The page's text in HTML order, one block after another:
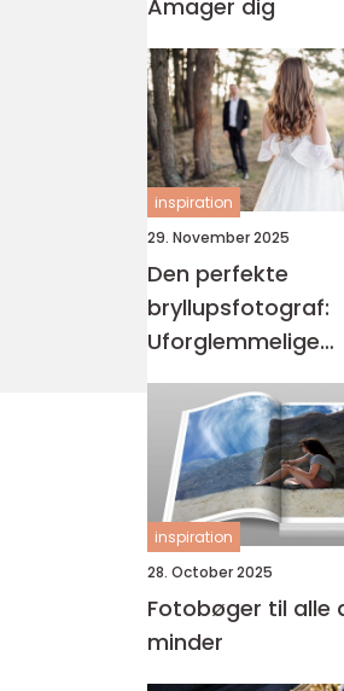
Amager dig
inspiration
29. November 2025
Den perfekte
bryllupsfotograf:
Uforglemmelige
øjeblikke
inspiration
28. October 2025
Fotobøger til alle
minder